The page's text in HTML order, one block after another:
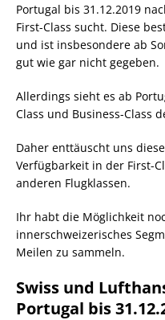
Portugal bis 31.12.2019
First-Class sucht. Diese
und ist insbesondere ab
gut wie gar nicht gegeben.
Allerdings sieht es ab
Class und Business-Class
Daher enttäuscht uns
Verfügbarkeit in der First-
anderen Flugklassen.
Ihr habt die Möglichkeit
innerschweizerisches
Meilen zu sammeln.
Swiss und
Portugal bis